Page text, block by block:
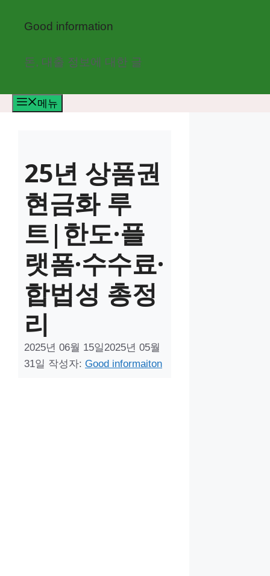
Good information
돈, 대출 정보에 대한 글
메뉴
25년 상품권
현금화 루
트|한도·플
랫폼·수수료·
합법성 총정
리
2025년 06월 15일2025년 05월
31일 작성자: Good informaiton